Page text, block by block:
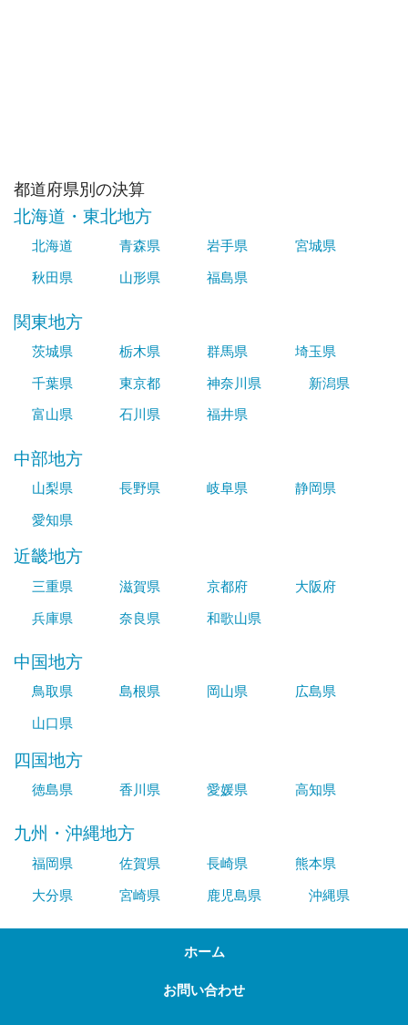
都道府県別の決算
北海道・東北地方
北海道 青森県 岩手県
宮城県
秋田県
山形県 福島県
関東地方
茨城県 栃木県 群馬県
埼玉県
千葉県
東京都 神奈川県
新潟県
富山県
石川県 福井県
中部地方
山梨県 長野県 岐阜県
静岡県
愛知県
近畿地方
三重県 滋賀県 京都府
大阪府
兵庫県
奈良県 和歌山県
中国地方
鳥取県 島根県 岡山県
広島県
山口県
四国地方
徳島県 香川県 愛媛県 高知県
九州・沖縄地方
福岡県 佐賀県 長崎県
熊本県
大分県
宮崎県 鹿児島県 沖縄県
ホーム
お問い合わせ